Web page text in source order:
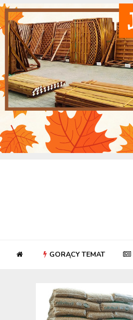
GORĄCY TEMAT